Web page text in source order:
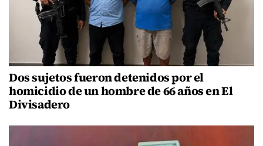
Dos sujetos fueron detenidos por el
homicidio de un hombre de 66 años en El
Divisadero